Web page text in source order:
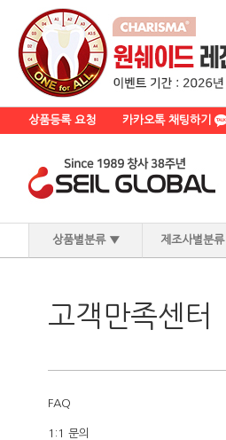
상품등록 요청 카카오톡 채팅하기
상품별분류 ▼ 제조사별분류
고객만족센터
FAQ
1:1 문의